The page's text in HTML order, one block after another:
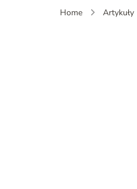
Home Artykuły